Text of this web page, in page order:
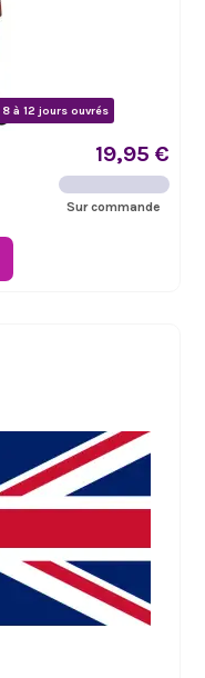
à 12 jours ouvrés
19,95 €
Sur commande